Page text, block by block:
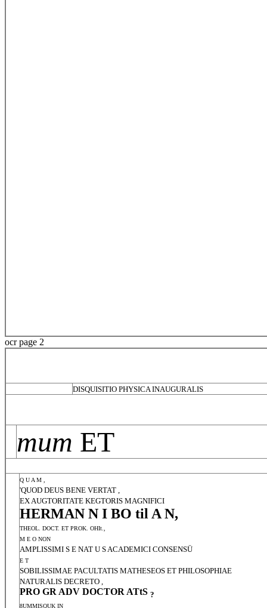
ocr page 2
DISQUISITIO PHYSICA INAUGURALIS
mum ET
Q U A M ,
'QUOD DEUS BENE VERTAT ,
EX AUGTORITATE KEGTORIS MAGNIFICI
HERMAN N I BO til A N,
THEOL. DOCT. ET PROK. OHIt.,
M E O NON
AMPLISSIMI S E NAT U S ACADEMICI CONSENSÜ
E T
SOBILISSIMAE PACULTATIS MATHESEOS ET PHILOSOPHIAE
NATURALIS DECRETO ,
PRO GR ADV DOCTOR ATtS ?
8UMMISQUK IN